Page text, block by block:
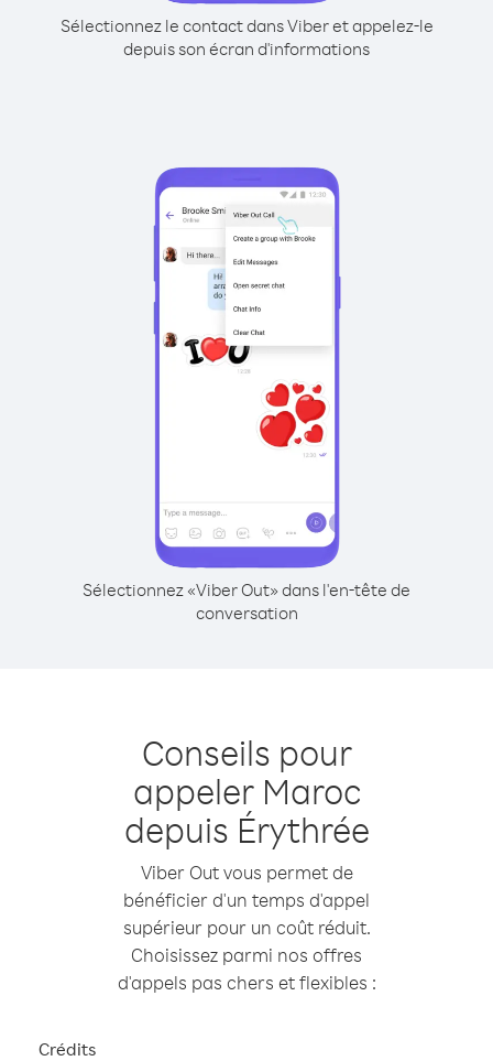
Sélectionnez le contact dans Viber et appelez-le
depuis son écran d'informations
Sélectionnez «Viber Out» dans l'en-tête de
conversation
Conseils pour
appeler Maroc
depuis Érythrée
Viber Out vous permet de
bénéficier d'un temps d'appel
supérieur pour un coût réduit.
Choisissez parmi nos offres
d'appels pas chers et flexibles :
Crédits